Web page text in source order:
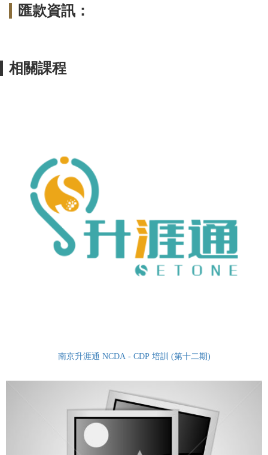
匯款資訊：
相關課程
南京升涯通 NCDA - CDP 培訓 (第十二期)